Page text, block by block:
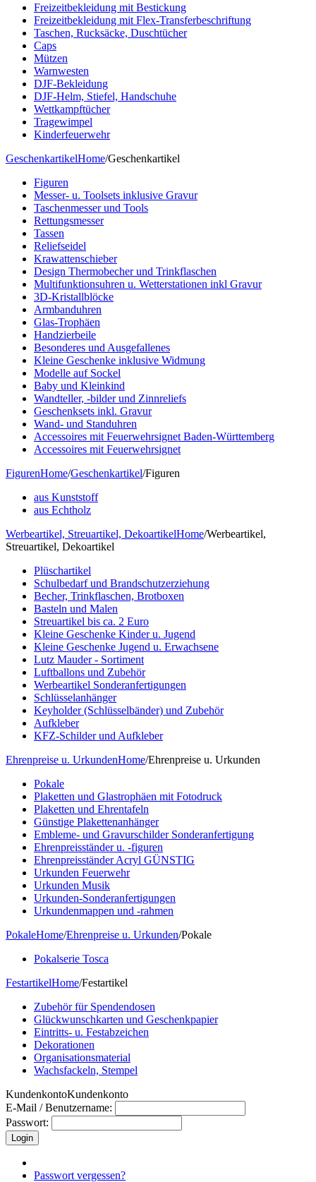
Freizeitbekleidung mit Bestickung
Freizeitbekleidung mit Flex-Transferbeschriftung
Taschen, Rucksäcke, Duschtücher
Caps
Mützen
Warnwesten
DJF-Bekleidung
DJF-Helm, Stiefel, Handschuhe
Wettkampftücher
Tragewimpel
Kinderfeuerwehr
GeschenkartikelHome/Geschenkartikel
Figuren
Messer- u. Toolsets inklusive Gravur
Taschenmesser und Tools
Rettungsmesser
Tassen
Reliefseidel
Krawattenschieber
Design Thermobecher und Trinkflaschen
Multifunktionsuhren u. Wetterstationen inkl Gravur
3D-Kristallblöcke
Armbanduhren
Glas-Trophäen
Handzierbeile
Besonderes und Ausgefallenes
Kleine Geschenke inklusive Widmung
Modelle auf Sockel
Baby und Kleinkind
Wandteller, -bilder und Zinnreliefs
Geschenksets inkl. Gravur
Wand- und Standuhren
Accessoires mit Feuerwehrsignet Baden-Württemberg
Accessoires mit Feuerwehrsignet
FigurenHome/Geschenkartikel/Figuren
aus Kunststoff
aus Echtholz
Werbeartikel, Streuartikel, DekoartikelHome/Werbeartikel,
Streuartikel, Dekoartikel
Plüschartikel
Schulbedarf und Brandschutzerziehung
Becher, Trinkflaschen, Brotboxen
Basteln und Malen
Streuartikel bis ca. 2 Euro
Kleine Geschenke Kinder u. Jugend
Kleine Geschenke Jugend u. Erwachsene
Lutz Mauder - Sortiment
Luftballons und Zubehör
Werbeartikel Sonderanfertigungen
Schlüsselanhänger
Keyholder (Schlüsselbänder) und Zubehör
Aufkleber
KFZ-Schilder und Aufkleber
Ehrenpreise u. UrkundenHome/Ehrenpreise u. Urkunden
Pokale
Plaketten und Glastrophäen mit Fotodruck
Plaketten und Ehrentafeln
Günstige Plakettenanhänger
Embleme- und Gravurschilder Sonderanfertigung
Ehrenpreisständer u. -figuren
Ehrenpreisständer Acryl GÜNSTIG
Urkunden Feuerwehr
Urkunden Musik
Urkunden-Sonderanfertigungen
Urkundenmappen und -rahmen
PokaleHome/Ehrenpreise u. Urkunden/Pokale
Pokalserie Tosca
FestartikelHome/Festartikel
Zubehör für Spendendosen
Glückwunschkarten und Geschenkpapier
Eintritts- u. Festabzeichen
Dekorationen
Organisationsmaterial
Wachsfackeln, Stempel
KundenkontoKundenkonto
E-Mail / Benutzername:
Passwort:
Passwort vergessen?